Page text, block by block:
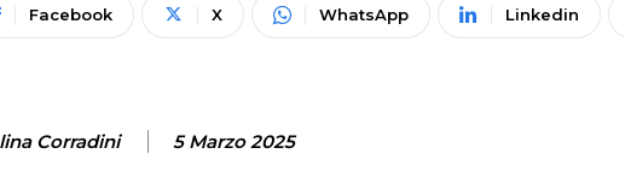
Facebook X WhatsApp Linkedin
Corradini 5 Marzo 2025